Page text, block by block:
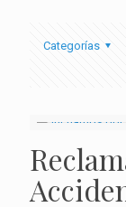
Categorías